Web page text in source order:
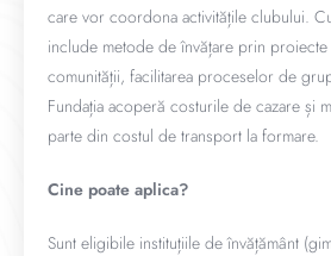
care vor coordona activitățile clubului.
include metode de învățare prin
comunității, facilitarea proceselor de
Fundația acoperă costurile de cazare și
parte din costul de transport la formare.
Cine poate aplica?
Sunt eligibile instituțiile de învățământ